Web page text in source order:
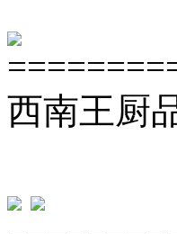
西南王厨